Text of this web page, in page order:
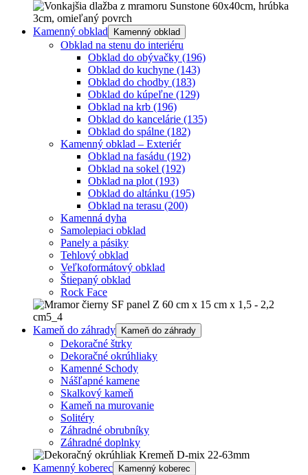
Kamenný obklad Kamenný obklad
Obklad na stenu do interiéru
Obklad do obývačky (196)
Obklad do kuchyne (143)
Obklad do chodby (183)
Obklad do kúpeľne (129)
Obklad na krb (196)
Obklad do kancelárie (135)
Obklad do spálne (182)
Kamenný obklad – Exteriér
Obklad na fasádu (192)
Obklad na sokel (192)
Obklad na plot (193)
Obklad do altánku (195)
Obklad na terasu (200)
Kamenná dyha
Samolepiaci obklad
Panely a pásiky
Tehlový obklad
Veľkoformátový obklad
Štiepaný obklad
Rock Face
Kameň do záhrady Kameň do záhrady
Dekoračné štrky
Dekoračné okrúhliaky
Kamenné Schody
Nášľapné kamene
Skalkový kameň
Kameň na murovanie
Solitéry
Záhradné obrubníky
Záhradné doplnky
Kamenný koberec Kamenný koberec